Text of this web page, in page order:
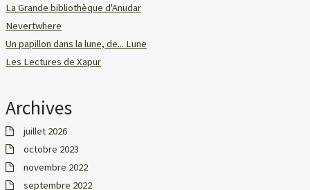
La Grande bibliothèque d'Anudar
Nevertwhere
Un papillon dans la lune, de... Lune
Les Lectures de Xapur
Archives
juillet 2026
octobre 2023
novembre 2022
septembre 2022